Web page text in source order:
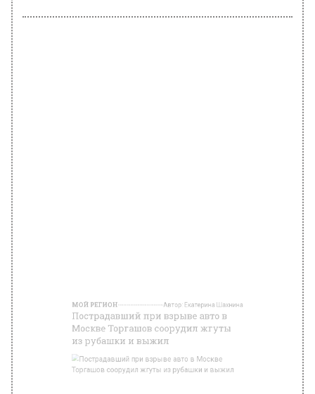
Фото: Unsplash.com Matt Hearne
24 июля 2024, 15:01
Пострадавший при взрыве автомобиля на